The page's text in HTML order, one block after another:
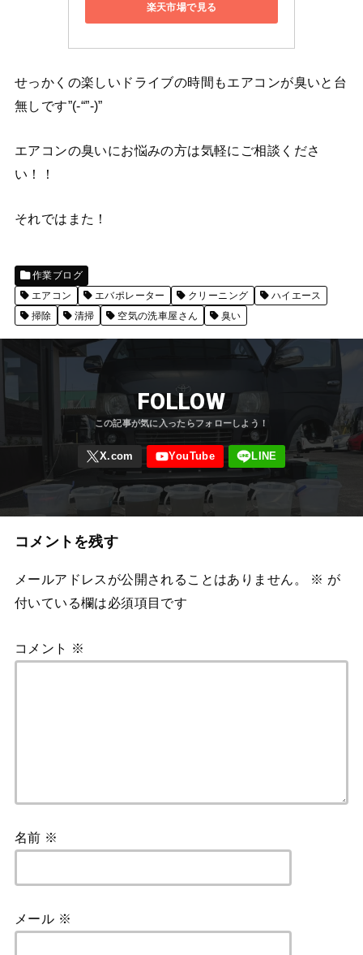
楽天市場で見る
せっかくの楽しいドライブの時間もエアコンが臭いと台
無しです”(-“”-)”
エアコンの臭いにお悩みの方は気軽にご相談くださ
い！！
それではまた！
作業ブログ
エアコン
エバポレーター クリーニング
ハイエース
掃除
清掃 空気の洗車屋さん 臭い
FOLLOW
コメントを残す
メールアドレスが公開されることはありません。 ※ が
付いている欄は必須項目です
コメント ※
名前 ※
メール ※